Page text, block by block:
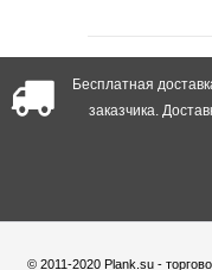
Бесплатная
заказчика.
© 2011-2020 Plank.su -